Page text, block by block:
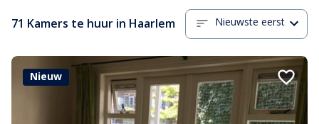
71 Kamers te huur in Haarlem Nieuwste eerst
Nieuw